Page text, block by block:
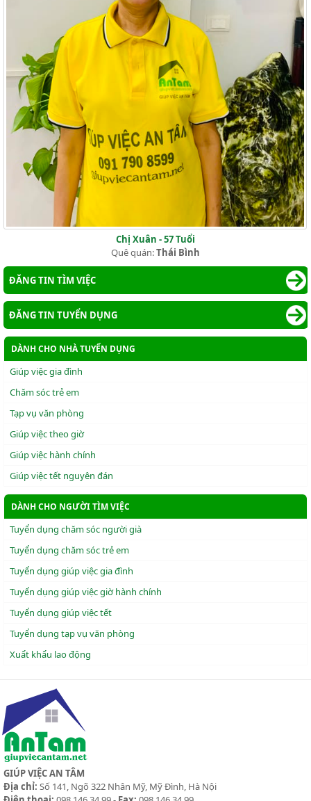
Chị Xuân - 57 Tuổi
Quê quán:Thái Bình
ĐĂNG TIN TÌM VIỆC
ĐĂNG TIN TUYỂN DỤNG
DÀNH CHO NHÀ TUYỂN DỤNG
Giúp việc gia đình
Chăm sóc trẻ em
Tạp vụ văn phòng
Giúp việc theo giờ
Giúp việc hành chính
Giúp việc tết nguyên đán
DÀNH CHO NGƯỜI TÌM VIỆC
Tuyển dụng chăm sóc người già
Tuyển dụng chăm sóc trẻ em
Tuyển dụng giúp việc gia đình
Tuyển dụng giúp việc giờ hành chính
Tuyển dụng giúp việc tết
Tuyển dụng tạp vụ văn phòng
Xuẩt khẩu lao động
GIÚP VIỆC AN TÂM
Địa chỉ: Số 141, Ngõ 322 Nhân Mỹ, Mỹ Đình, Hà Nội